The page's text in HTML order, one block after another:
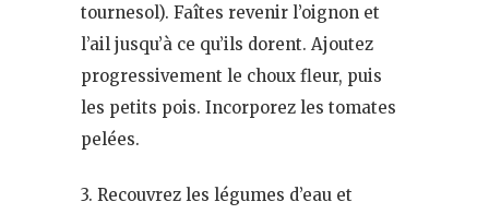
tournesol). Faîtes revenir l’oignon et
l’ail jusqu’à ce qu’ils dorent. Ajoutez
progressivement le choux fleur, puis
les petits pois. Incorporez les tomates
pelées.
3. Recouvrez les légumes d’eau et